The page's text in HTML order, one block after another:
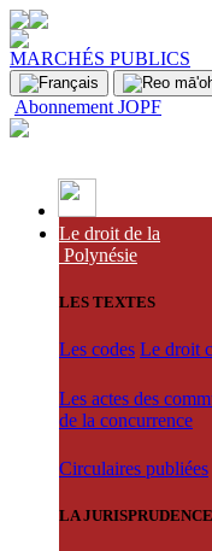
MARCHÉS PUBLICS
Abonnement JOPF
Le droit de la
Polynésie
LES TEXTES
Les codes Le droit
Les actes des
de la concurrence
Circulaires publiées
LA JURISPRUDENCE